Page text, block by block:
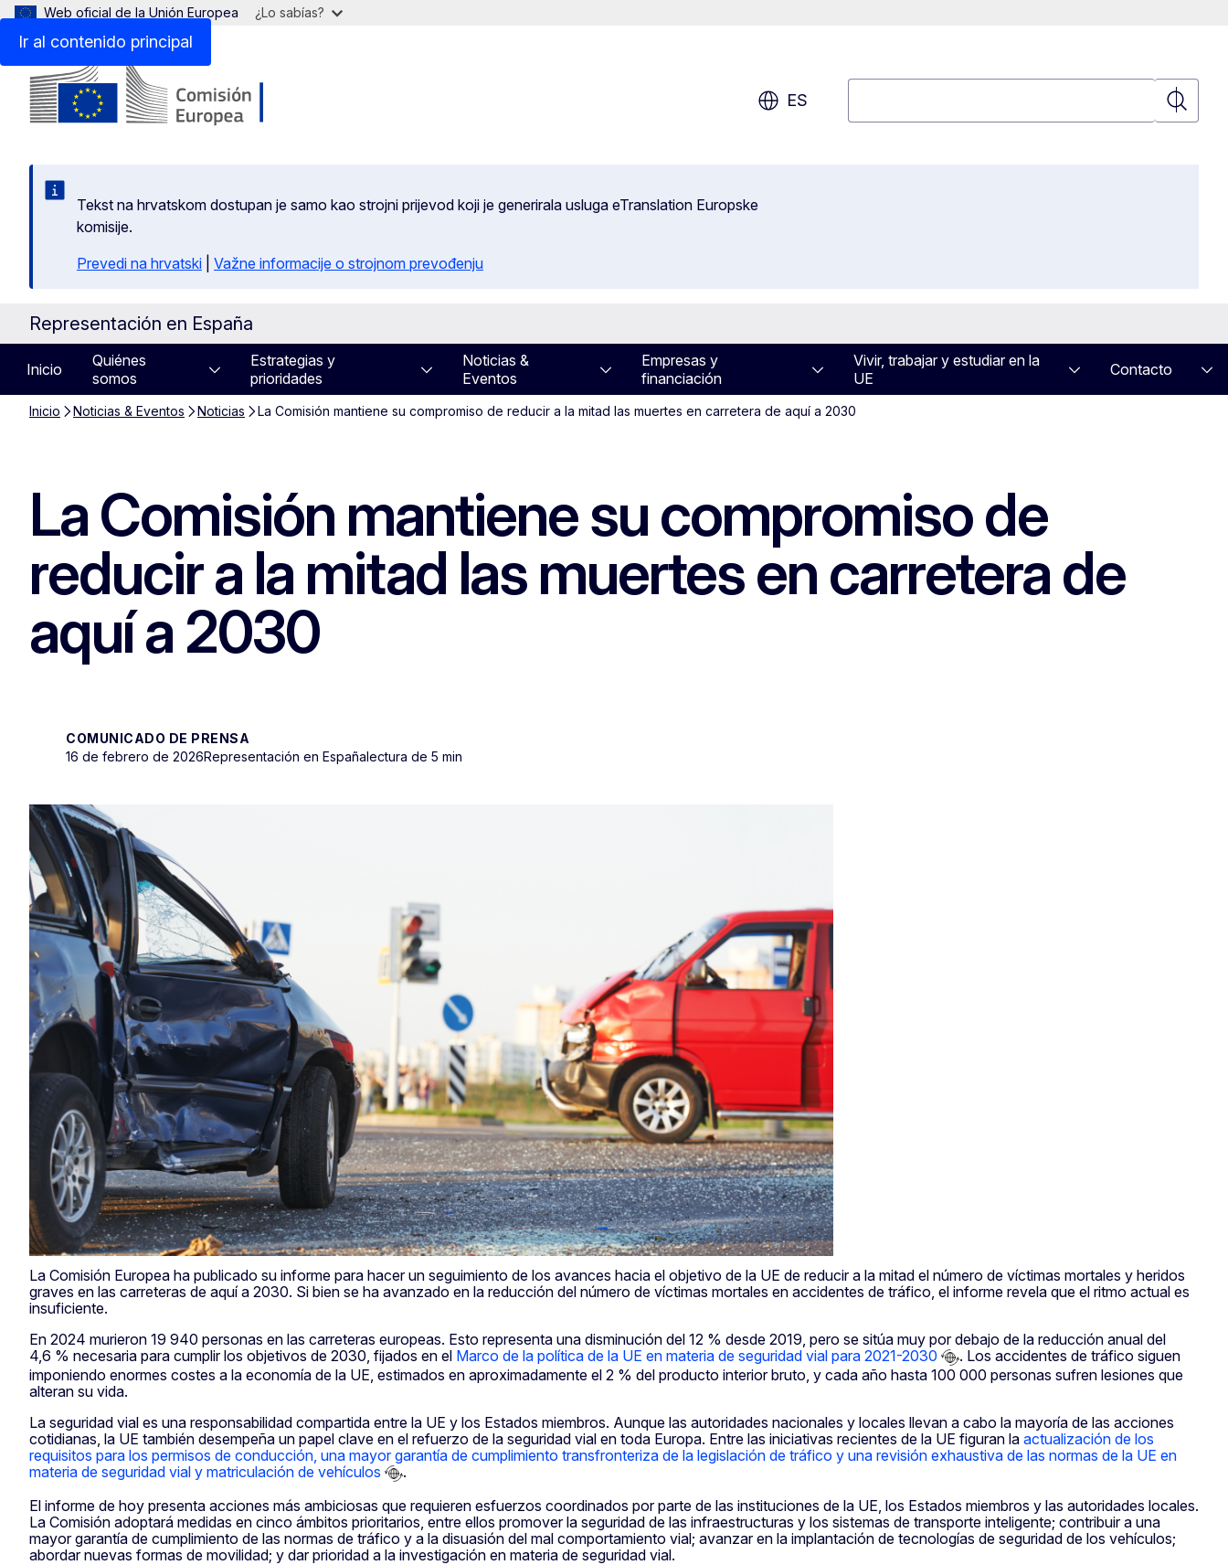
Ir al contenido principal
Web oficial de la Unión Europea ¿Lo sabías?
ES
Tekst na hrvatskom dostupan je samo kao strojni prijevod koji je generirala usluga eTranslation Europske
komisije.
Prevedi na hrvatski
Važne informacije o strojnom prevođenju
Representación en España
Inicio
Quiénes
somos
Estrategias y
prioridades
Noticias &
Eventos
Empresas y
financiación
Vivir, trabajar y estudiar en la
UE
Contacto
Inicio Noticias & Eventos Noticias La Comisión mantiene su compromiso de reducir a la mitad las muertes en carretera de aquí a 2030
La Comisión mantiene su compromiso de
reducir a la mitad las muertes en carretera de
aquí a 2030
COMUNICADO DE PRENSA
16 de febrero de 2026Representación en Españalectura de 5 min
La Comisión Europea ha publicado su informe para hacer un seguimiento de los avances hacia el objetivo de la UE de reducir a la mitad el número de víctimas mortales y heridos
graves en las carreteras de aquí a 2030. Si bien se ha avanzado en la reducción del número de víctimas mortales en accidentes de tráfico, el informe revela que el ritmo actual es
insuficiente.
En 2024 murieron 19 940 personas en las carreteras europeas. Esto representa una disminución del 12 % desde 2019, pero se sitúa muy por debajo de la reducción anual del
4,6 % necesaria para cumplir los objetivos de 2030, fijados en el Marco de la política de la UE en materia de seguridad vial para 2021-2030
. Los accidentes de tráfico siguen
imponiendo enormes costes a la economía de la UE, estimados en aproximadamente el 2 % del producto interior bruto, y cada año hasta 100 000 personas sufren lesiones que
alteran su vida.
La seguridad vial es una responsabilidad compartida entre la UE y los Estados miembros. Aunque las autoridades nacionales y locales llevan a cabo la mayoría de las acciones
cotidianas, la UE también desempeña un papel clave en el refuerzo de la seguridad vial en toda Europa. Entre las iniciativas recientes de la UE figuran la actualización de los
requisitos para los permisos de conducción, una mayor garantía de cumplimiento transfronteriza de la legislación de tráfico y una revisión exhaustiva de las normas de la UE en
materia de seguridad vial y matriculación de vehículos
.
El informe de hoy presenta acciones más ambiciosas que requieren esfuerzos coordinados por parte de las instituciones de la UE, los Estados miembros y las autoridades locales.
La Comisión adoptará medidas en cinco ámbitos prioritarios, entre ellos promover la seguridad de las infraestructuras y los sistemas de transporte inteligente; contribuir a una
mayor garantía de cumplimiento de las normas de tráfico y a la disuasión del mal comportamiento vial; avanzar en la implantación de tecnologías de seguridad de los vehículos;
abordar nuevas formas de movilidad; y dar prioridad a la investigación en materia de seguridad vial.